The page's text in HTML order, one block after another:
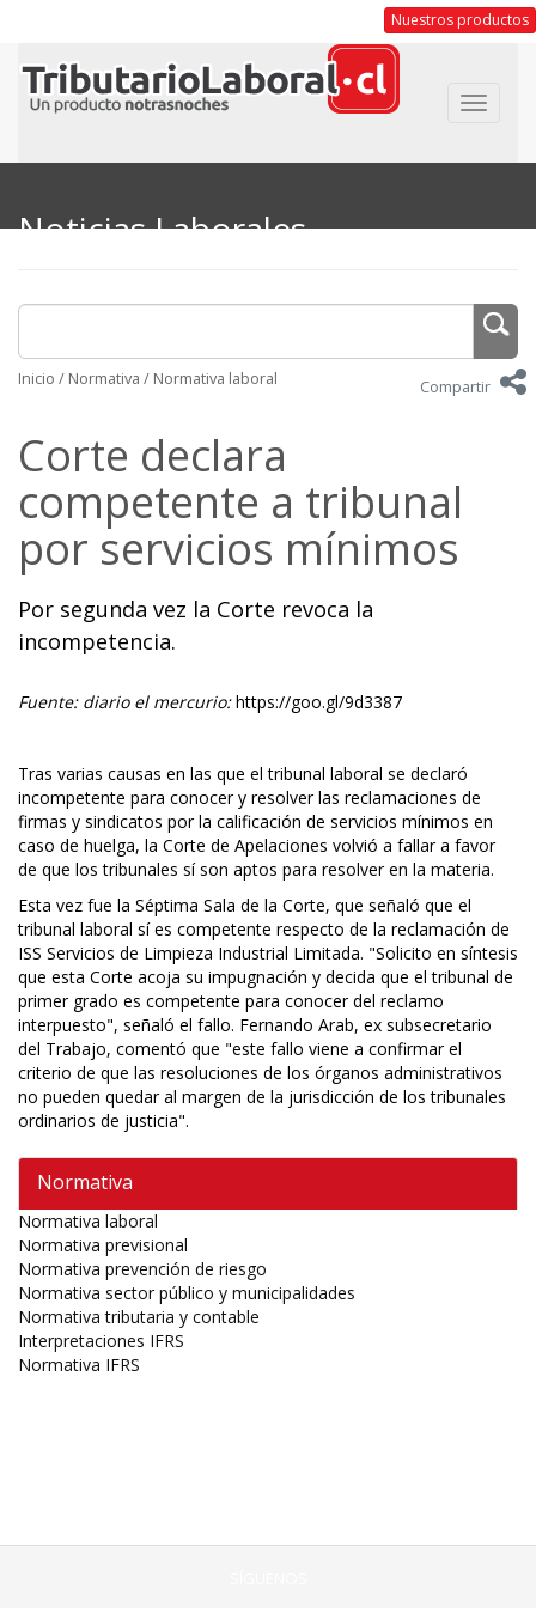
Nuestros productos
Toggle
Noticias Laborales
Inicio / Normativa / Normativa laboral Compartir
Corte declara
competente a tribunal
por servicios mínimos
Por segunda vez la Corte revoca la
incompetencia.
Fuente: diario el mercurio:https://goo.gl/9d3387
Tras varias causas en las que el tribunal laboral se declaró
incompetente para conocer y resolver las reclamaciones de
firmas y sindicatos por la calificación de servicios mínimos en
caso de huelga, la Corte de Apelaciones volvió a fallar a favor
de que los tribunales sí son aptos para resolver en la materia.
Esta vez fue la Séptima Sala de la Corte, que señaló que el
tribunal laboral sí es competente respecto de la reclamación de
ISS Servicios de Limpieza Industrial Limitada. "Solicito en síntesis
que esta Corte acoja su impugnación y decida que el tribunal de
primer grado es competente para conocer del reclamo
interpuesto", señaló el fallo. Fernando Arab, ex subsecretario
del Trabajo, comentó que "este fallo viene a confirmar el
criterio de que las resoluciones de los órganos administrativos
no pueden quedar al margen de la jurisdicción de los tribunales
ordinarios de justicia".
Normativa
Normativa laboral
Normativa previsional
Normativa prevención de riesgo
Normativa sector público y municipalidades
Normativa tributaria y contable
Interpretaciones IFRS
Normativa IFRS